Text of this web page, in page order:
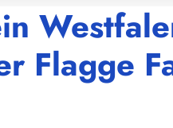
Flagge